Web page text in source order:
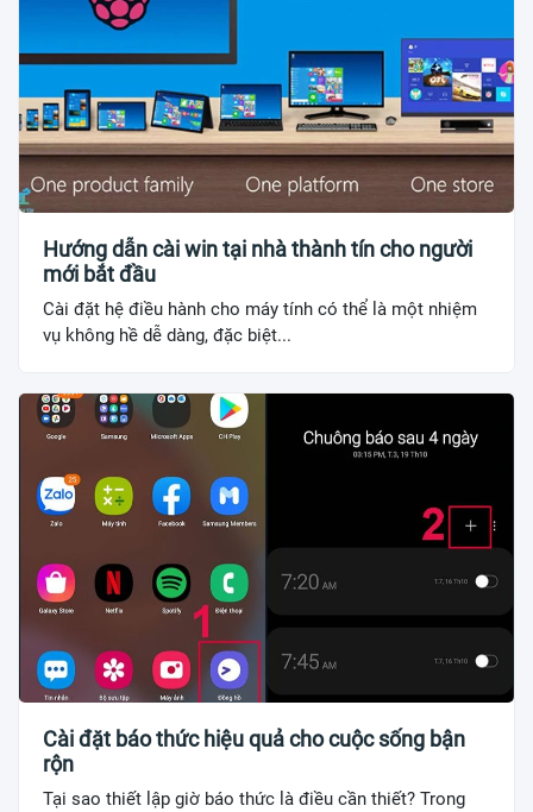
Hướng dẫn cài win tại nhà thành tín cho người
mới bắt đầu
Cài đặt hệ điều hành cho máy tính có thể là một nhiệm
vụ không hề dễ dàng, đặc biệt...
Cài đặt báo thức hiệu quả cho cuộc sống bận
rộn
Tại sao thiết lập giờ báo thức là điều cần thiết? Trong